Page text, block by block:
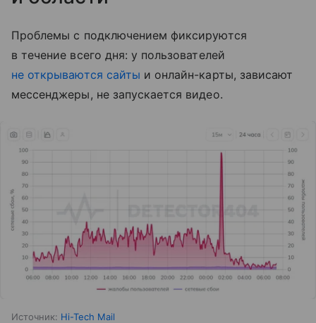
Проблемы с подключением фиксируются
в течение всего дня: у пользователей
не открываются сайты и онлайн-карты, зависают
мессенджеры, не запускается видео.
Источник: Hi-Tech Mail